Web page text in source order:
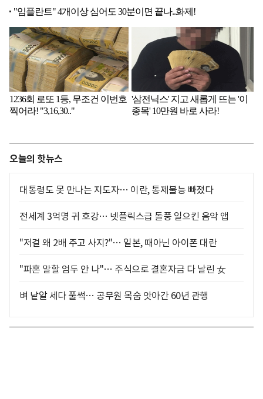
오늘의 핫뉴스
대통령도 못 만나는 지도자… 이란, 통제불능 빠졌다
전세계 3억명 귀 호강… 넷플릭스급 돌풍 일으킨 음악 앱
"저걸 왜 2배 주고 사지?"… 일본, 때아닌 아이폰 대란
"파혼 말할 엄두 안 나"… 주식으로 결혼자금 다 날린 女
벼 낱알 세다 풀썩… 공무원 목숨 앗아간 60년 관행